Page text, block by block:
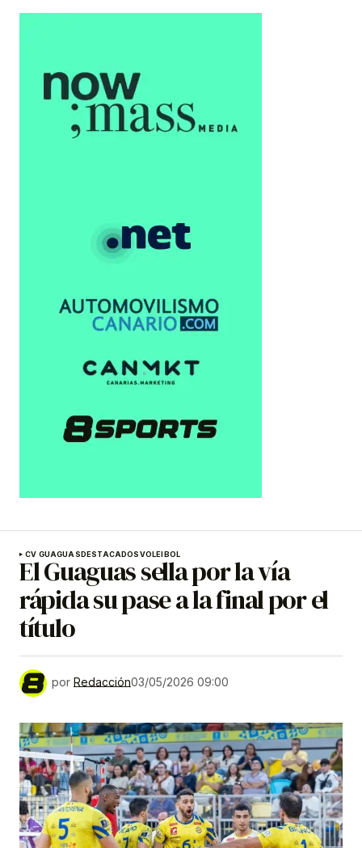
CV GUAGUASDESTACADOSVOLEIBOL
El Guaguas sella por la vía
rápida su pase a la final por el
título
por Redacción03/05/2026 09:00